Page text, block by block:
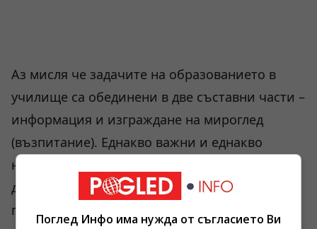
Аз мисля че задачите на образованието в
училище са обединени в две съставни части –
информация и изграждане на мироглед
(възпитание). Еднакво важни и еднакво
необходими ако искаме да имаме здраво,
демократично общество. Както казах, част от
проблемите на днешното общество са в
Поглед Инфо има нужда от съгласието Ви